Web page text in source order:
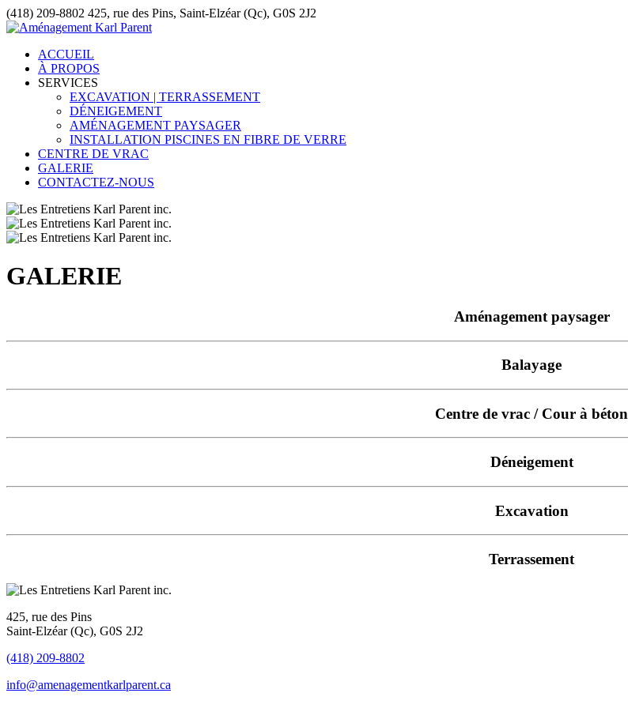
(418) 209-8802 425, rue des Pins, Saint-Elzéar (Qc), G0S 2J2
ACCUEIL
À PROPOS
SERVICES
EXCAVATION | TERRASSEMENT
DÉNEIGEMENT
AMÉNAGEMENT PAYSAGER
INSTALLATION PISCINES EN FIBRE DE VERRE
CENTRE DE VRAC
GALERIE
CONTACTEZ-NOUS
GALERIE
Aménagement paysager
Balayage
Centre de vrac / Cour à béton
Déneigement
Excavation
Terrassement
425, rue des Pins
Saint-Elzéar (Qc), G0S 2J2
(418) 209-8802
info@amenagementkarlparent.ca